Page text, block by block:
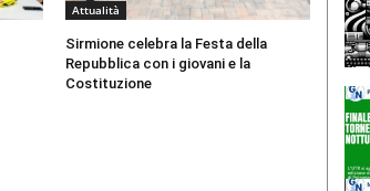
Attualità
Sirmione celebra la Festa della
Repubblica con i giovani e la
Costituzione